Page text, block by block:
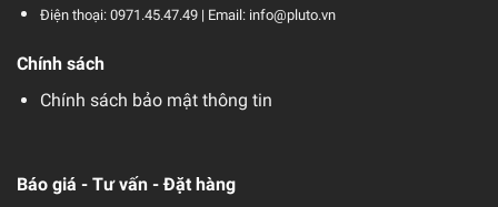
Điện thoại: 0971.45.47.49 | Email: info@pluto.vn
Chính sách
Chính sách bảo mật thông tin
Báo giá - Tư vấn - Đặt hàng